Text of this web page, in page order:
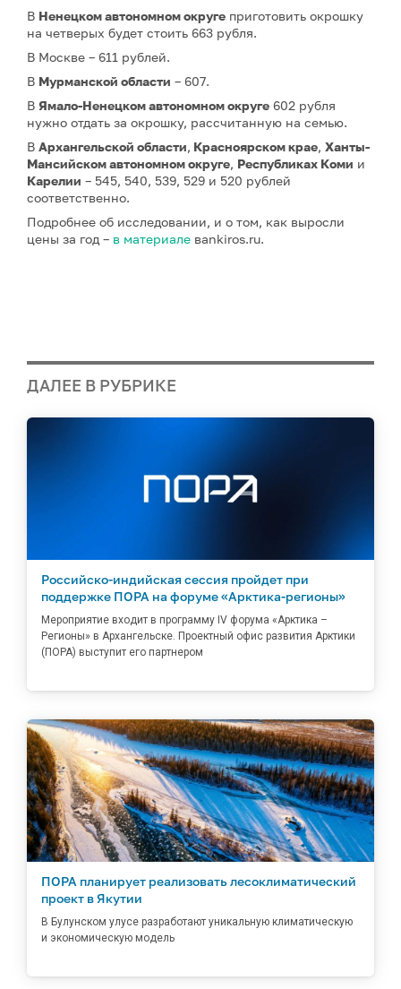
В Ненецком автономном округе приготовить окрошку
на четверых будет стоить 663 рубля.
В Москве – 611 рублей.
В Мурманской области – 607.
В Ямало-Ненецком автономном округе 602 рубля
нужно отдать за окрошку, рассчитанную на семью.
В Архангельской области, Красноярском крае, Ханты-
Мансийском автономном округе, Республиках Коми и
Карелии – 545, 540, 539, 529 и 520 рублей
соответственно.
Подробнее об исследовании, и о том, как выросли
цены за год – в материале вankiros.ru.
ДАЛЕЕ В РУБРИКЕ
Российско-индийская сессия пройдет при
поддержке ПОРА на форуме «Арктика-регионы»
Мероприятие входит в программу IV форума «Арктика –
Регионы» в Архангельске. Проектный офис развития Арктики
(ПОРА) выступит его партнером
ПОРА планирует реализовать лесоклиматический
проект в Якутии
В Булунском улусе разработают уникальную климатическую
и экономическую модель